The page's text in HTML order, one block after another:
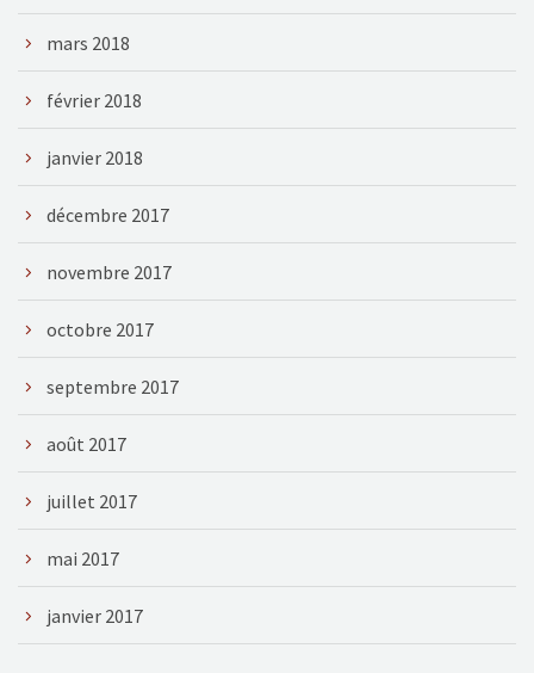
mars 2018
février 2018
janvier 2018
décembre 2017
novembre 2017
octobre 2017
septembre 2017
août 2017
juillet 2017
mai 2017
janvier 2017